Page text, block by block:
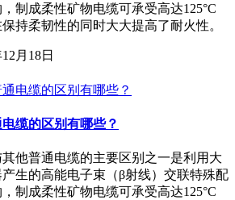
制成柔性矿物电缆可承受高达125°C
持柔韧性的同时大大提高了耐火性。
月18日
缆的区别有哪些？
他普通电缆的主要区别之一是利用大
生的高能电子束（β射线）交联特殊配
制成柔性矿物电缆可承受高达125°C